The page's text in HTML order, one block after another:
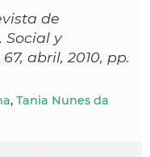
de
Social y
abril, 2010, pp.
, Tania Nunes da